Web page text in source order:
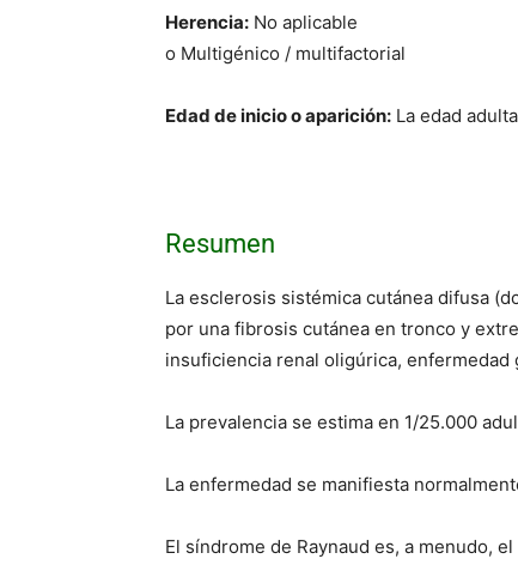
Herencia: No aplicable
o Multigénico / multifactorial
Edad de inicio o aparición: La edad adulta
Resumen
La esclerosis sistémica cutánea difusa
por una fibrosis cutánea en tronco y
insuficiencia renal oligúrica,
La prevalencia se estima en 1/25.000
La enfermedad se manifiesta
El síndrome de Raynaud es, a menudo,